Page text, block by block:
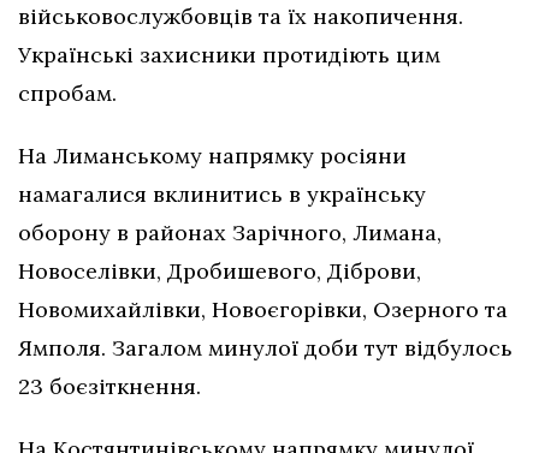
військовослужбовців та їх накопичення.
Українські захисники протидіють цим
спробам.
На Лиманському напрямку росіяни
намагалися вклинитись в українську
оборону в районах Зарічного, Лимана,
Новоселівки, Дробишевого, Діброви,
Новомихайлівки, Новоєгорівки, Озерного та
Ямполя. Загалом минулої доби тут відбулось
23 боєзіткнення.